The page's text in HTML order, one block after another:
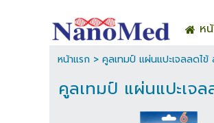
ห
หน้าแรก >คูลเทมป์ แผ่นแปะเจลลดไข้
คูลเทมป์ แผ่นแปะเจ